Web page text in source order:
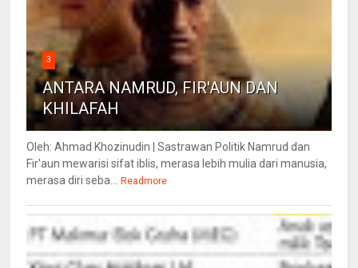
3
ANTARA NAMRUD, FIR'AUN DAN
KHILAFAH
Oleh: Ahmad Khozinudin | Sastrawan Politik Namrud dan
Fir'aun mewarisi sifat iblis, merasa lebih mulia dari manusia,
merasa diri seba... Readmore